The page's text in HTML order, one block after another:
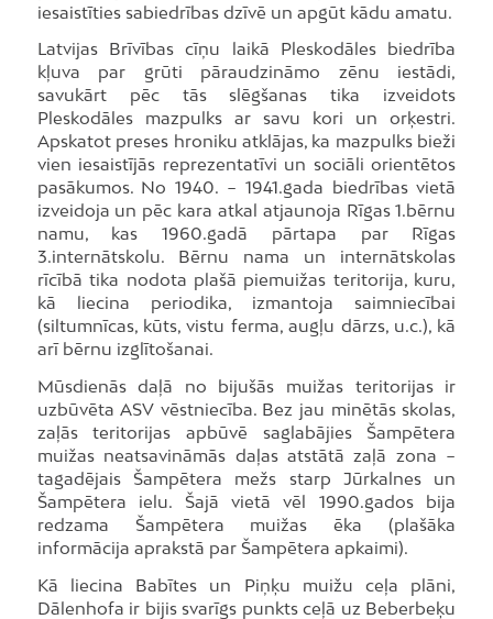
iesaistīties sabiedrības dzīvē un apgūt kādu amatu.
Latvijas Brīvības cīņu laikā Pleskodāles biedrība
kļuva par grūti pāraudzināmo zēnu iestādi,
savukārt pēc tās slēgšanas tika izveidots
Pleskodāles mazpulks ar savu kori un orķestri.
Apskatot preses hroniku atklājas, ka mazpulks bieži
vien iesaistījās reprezentatīvi un sociāli orientētos
pasākumos. No 1940. − 1941.gada biedrības vietā
izveidoja un pēc kara atkal atjaunoja Rīgas 1.bērnu
namu, kas 1960.gadā pārtapa par Rīgas
3.internātskolu. Bērnu nama un internātskolas
rīcībā tika nodota plašā piemuižas teritorija, kuru,
kā liecina periodika, izmantoja saimniecībai
(siltumnīcas, kūts, vistu ferma, augļu dārzs, u.c.), kā
arī bērnu izglītošanai.
Mūsdienās daļā no bijušās muižas teritorijas ir
uzbūvēta ASV vēstniecība. Bez jau minētās skolas,
zaļās teritorijas apbūvē saglabājies Šampētera
muižas neatsavināmās daļas atstātā zaļā zona −
tagadējais Šampētera mežs starp Jūrkalnes un
Šampētera ielu. Šajā vietā vēl 1990.gados bija
redzama Šampētera muižas ēka (plašāka
informācija aprakstā par Šampētera apkaimi).
Kā liecina Babītes un Piņķu muižu ceļa plāni,
Dālenhofa ir bijis svarīgs punkts ceļā uz Beberbeķu